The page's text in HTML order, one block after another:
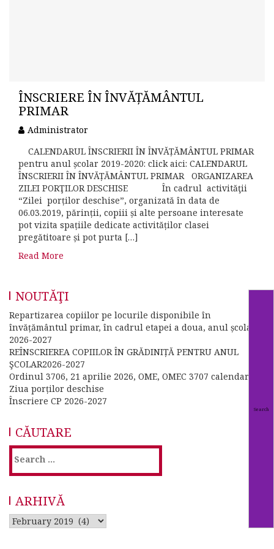
ÎNSCRIERE ÎN ÎNVĂȚĂMÂNTUL
PRIMAR
Administrator
CALENDARUL ÎNSCRIERII ÎN ÎNVĂȚĂMÂNTUL PRIMAR
pentru anul școlar 2019-2020: click aici: CALENDARUL
ÎNSCRIERII ÎN ÎNVĂȚĂMÂNTUL PRIMAR ORGANIZAREA
ZILEI PORŢILOR DESCHISE În cadrul activităţii
“Zilei porților deschise”, organizată în data de
06.03.2019, părinții, copiii și alte persoane interesate
pot vizita spațiile dedicate activităților clasei
pregătitoare și pot purta […]
Read More
NOUTĂŢI
Repartizarea copiilor pe locurile disponibile în
învățământul primar, în cadrul etapei a doua, anul școlar
2026-2027
REÎNSCRIEREA COPIILOR ÎN GRĂDINIȚĂ PENTRU ANUL
ŞCOLAR2026-2027
Ordinul 3706, 21 aprilie 2026, OME, OMEC 3707 calendar
Ziua porților deschise
Înscriere CP 2026-2027
CĂUTARE
Search
for:
ARHIVĂ
Arhivă